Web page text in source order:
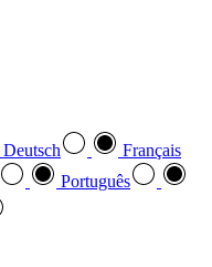
Deutsch
Français
Português